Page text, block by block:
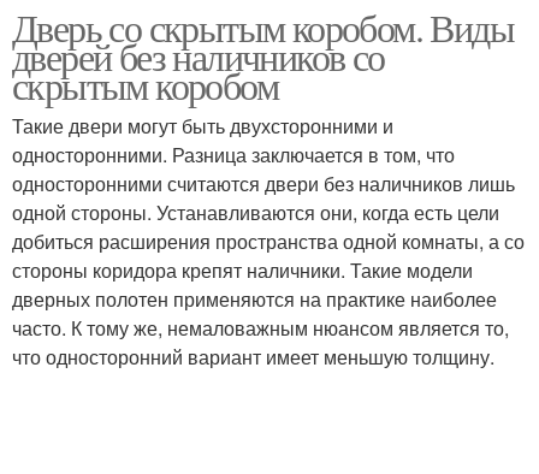
Потайные двери Дверь в дизайн
Двери в шпоне Двери под покраску
Дверь со скрытым коробом. Виды
дверей без наличников со
скрытым коробом
Такие двери могут быть двухсторонними и
односторонними. Разница заключается в том, что
односторонними считаются двери без наличников лишь
одной стороны. Устанавливаются они, когда есть цели
добиться расширения пространства одной комнаты, а со
стороны коридора крепят наличники. Такие модели
дверных полотен применяются на практике наиболее
часто. К тому же, немаловажным нюансом является то,
что односторонний вариант имеет меньшую толщину.